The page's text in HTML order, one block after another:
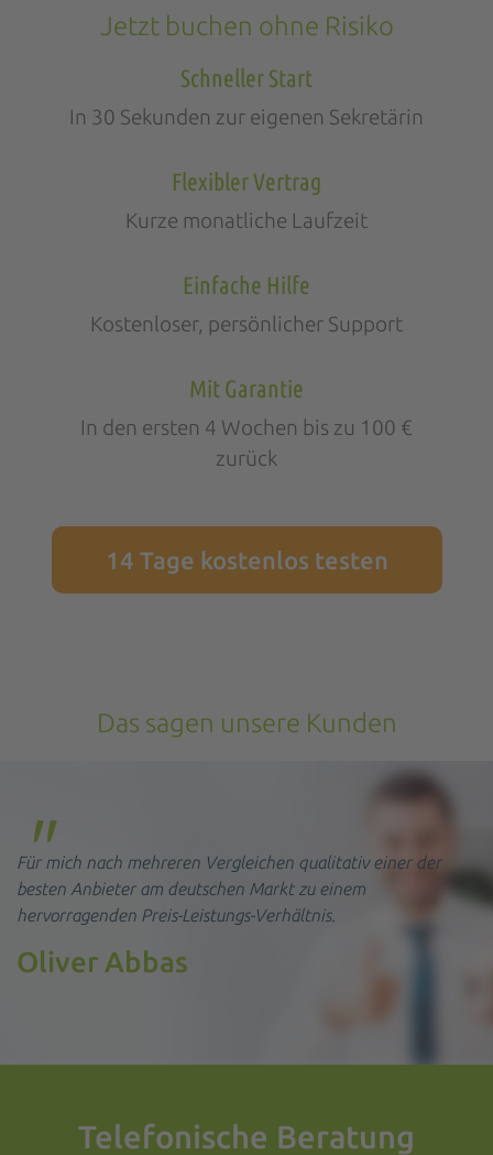
Jetzt buchen ohne Risiko
Schneller Start
In 30 Sekunden zur eigenen Sekretärin
Flexibler Vertrag
Kurze monatliche Laufzeit
Einfache Hilfe
Kostenloser, persönlicher Support
Mit Garantie
In den ersten 4 Wochen bis zu 100 €
zurück
14 Tage kostenlos testen
Das sagen unsere Kunden
"
Für mich nach mehreren Vergleichen qualitativ einer der
besten Anbieter am deutschen Markt zu einem
hervorragenden Preis-Leistungs-Verhältnis.
Oliver Abbas
Telefonische Beratung